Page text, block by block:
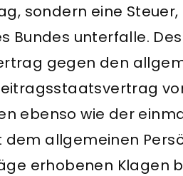
sondern eine
Bundes unterfalle.
gegen den
ebenso wie der
allgemeinen
erhobenen Klagen